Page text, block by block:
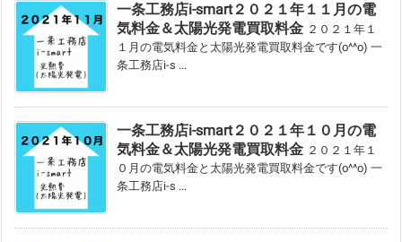
一条工務店i-smart２０２１年１１月の電
気料金＆太陽光発電買取料金 ２０２１年１
１月の電気料金と太陽光発電買取料金です(o^^o) 一
条工務店i-s ...
一条工務店i-smart２０２１年１０月の電
気料金＆太陽光発電買取料金 ２０２１年１
０月の電気料金と太陽光発電買取料金です(o^^o) 一
条工務店i-s ...